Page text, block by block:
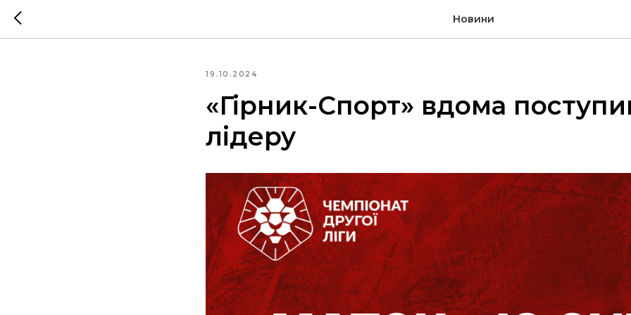
Новини
19.10.2024
«Гірник-Спорт» вдома
лідеру